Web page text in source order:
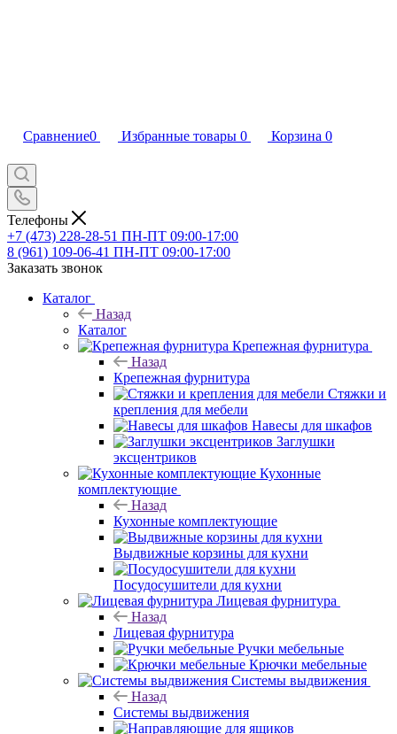
Сравнение0 Избранные товары 0 Корзина 0
Телефоны
+7 (473) 228-28-51 ПН-ПТ 09:00-17:00
8 (961) 109-06-41 ПН-ПТ 09:00-17:00
Заказать звонок
Каталог
Назад
Каталог
Крепежная фурнитура
Назад
Крепежная фурнитура
Стяжки и
крепления для мебели
Навесы для шкафов
Заглушки
эксцентриков
Кухонные
комплектующие
Назад
Кухонные комплектующие
Выдвижные корзины для кухни
Посудосушители для кухни
Лицевая фурнитура
Назад
Лицевая фурнитура
Ручки мебельные
Крючки мебельные
Системы выдвижения
Назад
Системы выдвижения